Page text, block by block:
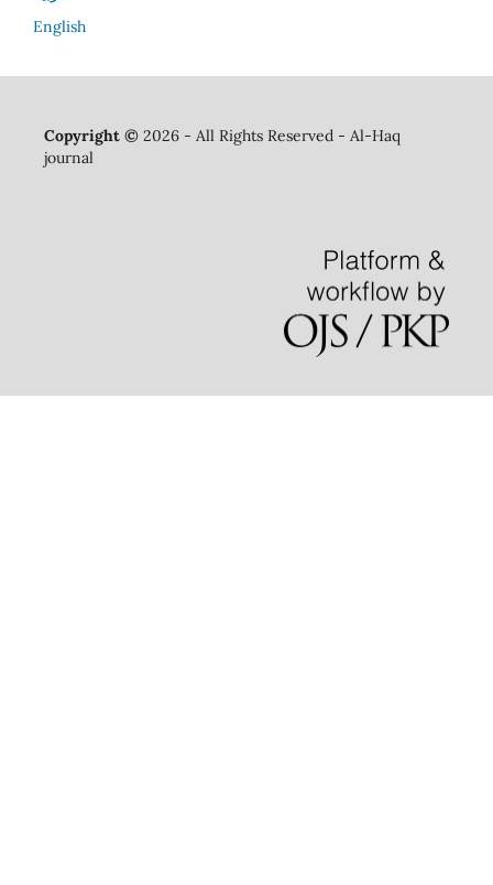
English
Copyright ©2026 - All Rights Reserved - Al-Haq
journal